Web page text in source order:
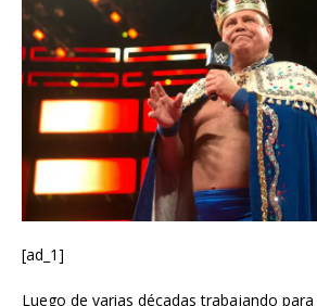
[ad_1]
Luego de varias décadas trabajando para